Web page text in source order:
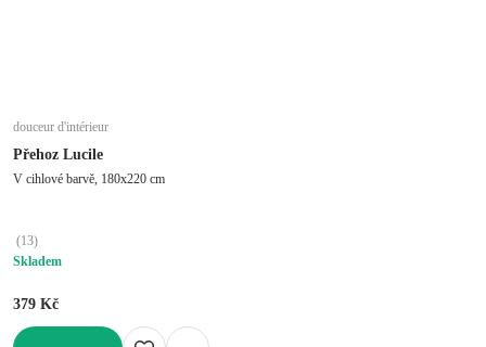
douceur d'intérieur
Přehoz Lucile
V cihlové barvě, 180x220 cm
(13)
Skladem
379 Kč